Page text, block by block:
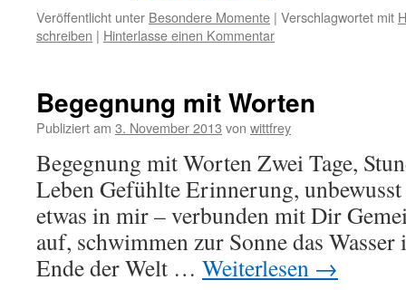
Veröffentlicht unter Besondere Momente | Verschlagwortet mit
schreiben | Hinterlasse einen Kommentar
Begegnung mit Worten
Publiziert am 3. November 2013 von wittfrey
Begegnung mit Worten Zwei Tage,
Leben Gefühlte Erinnerung,
etwas in mir – verbunden mit Dir
auf, schwimmen zur Sonne das
Ende der Welt … Weiterlesen →